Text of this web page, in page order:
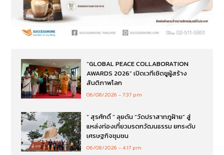
“GLOBAL PEACE COLLABORATION
AWARDS 2026” เปิดเวทีเชิดชูผู้สร้าง
สันติภาพโลก
06/08/2026 7:37 pm
“ สุรศักดิ์ ” ลุยดัน “วัดปราสาทภูฝ้าย” สู่
แหล่งท่องเที่ยวมรดกวัฒนธรรม ยกระดับ
เศรษฐกิจชุมชน
06/08/2026 4:17 pm